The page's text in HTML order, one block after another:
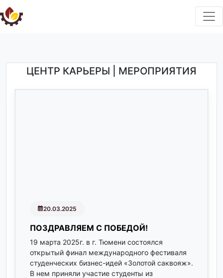
ЦЕНТР КАРЬЕРЫ | МЕРОПРИЯТИЯ
20.03.2025
ПОЗДРАВЛЯЕМ С ПОБЕДОЙ!
19 марта 2025г. в г. Тюмени состоялся
открытый финал международного фестиваля
студенческих бизнес-идей «Золотой саквояж».
В нем приняли участие студенты из